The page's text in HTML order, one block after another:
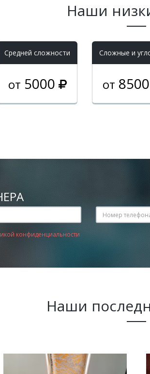
Наши
Средней сложности
от 5000
Cложные и
от 8500
конфиденциальности
Наши